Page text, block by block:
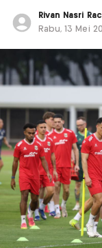
Rivan Nasri
Rabu, 13 Mei